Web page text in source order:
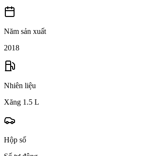
Năm sản xuất
2018
Nhiên liệu
Xăng 1.5 L
Hộp số